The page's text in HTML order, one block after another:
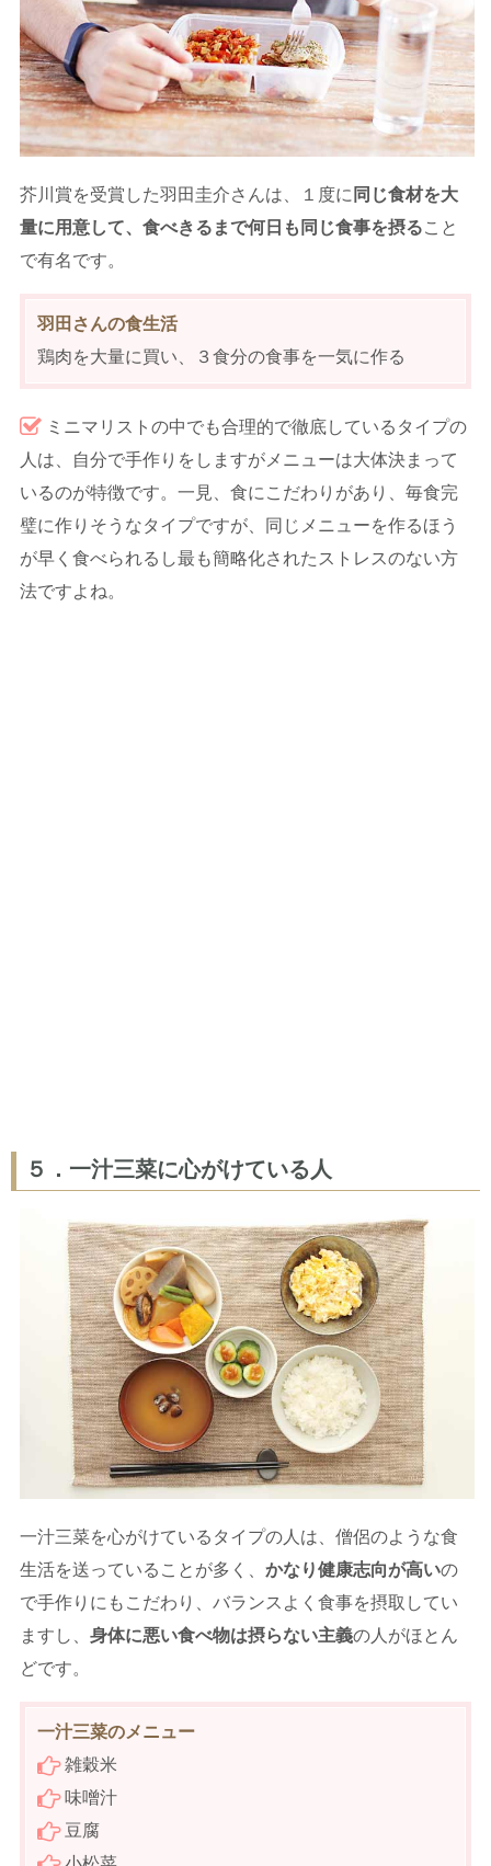
芥川賞を受賞した羽田圭介さんは、１度に 同じ食材を大
量に用意して、食べきるまで何日も同じ食事を摂ること
で有名です。
羽田さんの食生活
鶏肉を大量に買い、３食分の食事を一気に作る
ミニマリストの中でも合理的で徹底しているタイプの
人は、自分で手作りをしますがメニューは大体決まって
いるのが特徴です。一見、食にこだわりがあり、毎食完
璧に作りそうなタイプですが、同じメニューを作るほう
が早く食べられるし最も簡略化されたストレスのない方
法ですよね。
５．一汁三菜に心がけている人
一汁三菜を心がけているタイプの人は、僧侶のような食
生活を送っていることが多く、 かなり健康志向が高いの
で手作りにもこだわり、バランスよく食事を摂取してい
ますし、 身体に悪い食べ物は摂らない主義の人がほとん
どです。
一汁三菜のメニュー
雑穀米
味噌汁
豆腐